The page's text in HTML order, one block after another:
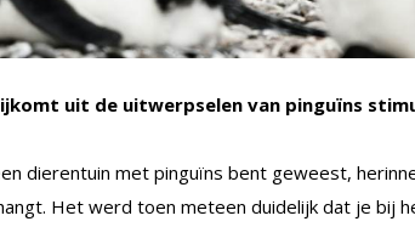
uit de uitwerpselen van pinguïns
dierentuin met pinguïns bent geweest,
Het werd toen meteen duidelijk dat je bij